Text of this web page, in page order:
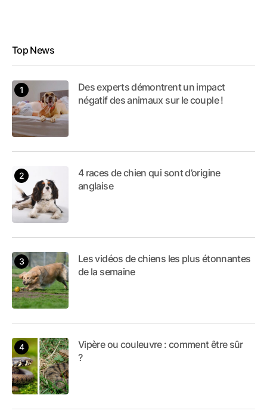
Top News
Des experts démontrent un impact
négatif des animaux sur le couple !
4 races de chien qui sont d’origine
anglaise
Les vidéos de chiens les plus étonnantes
de la semaine
Vipère ou couleuvre : comment être sûr
?